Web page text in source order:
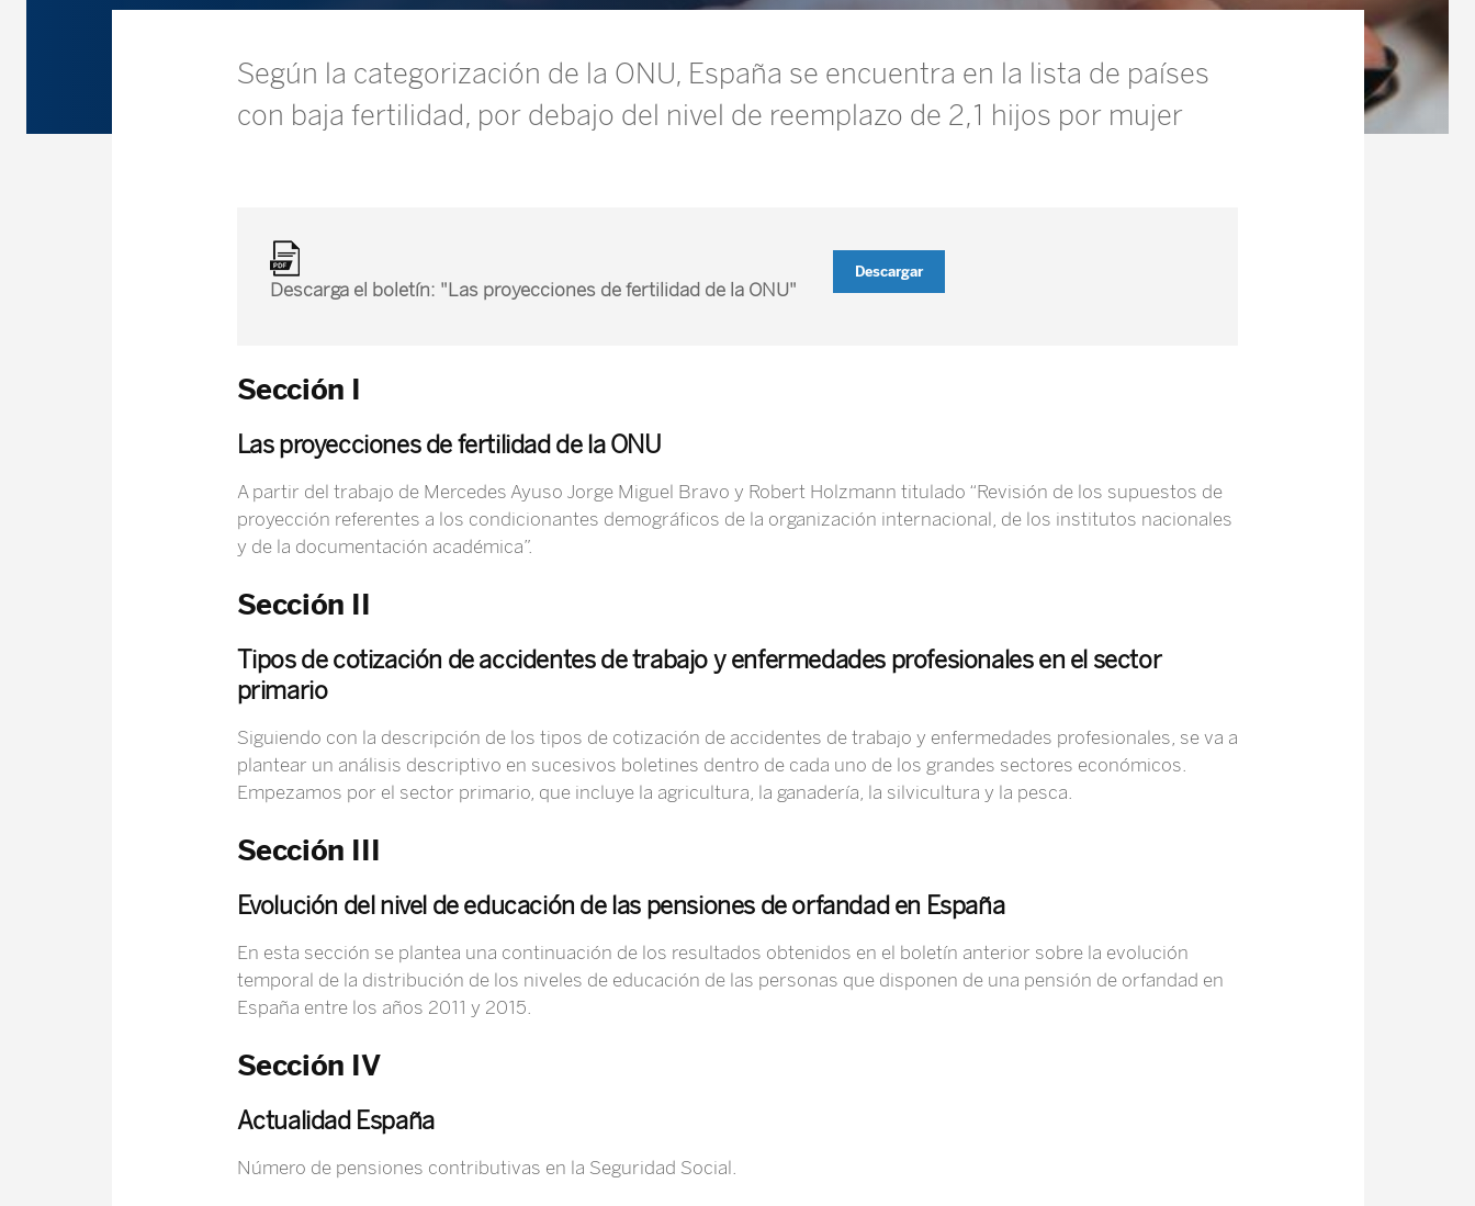
Según la categorización de la ONU, España se encuentra en la lista de países
con baja fertilidad, por debajo del nivel de reemplazo de 2,1 hijos por mujer
Descarga el boletín: "Las proyecciones de fertilidad de la ONU"
Descargar
Sección I
Las proyecciones de fertilidad de la ONU
A partir del trabajo de Mercedes Ayuso Jorge Miguel Bravo y Robert Holzmann titulado “Revisión de los supuestos de
proyección referentes a los condicionantes demográficos de la organización internacional, de los institutos nacionales
y de la documentación académica”.
Sección II
Tipos de cotización de accidentes de trabajo y enfermedades profesionales en el sector
primario
Siguiendo con la descripción de los tipos de cotización de accidentes de trabajo y enfermedades profesionales, se va a
plantear un análisis descriptivo en sucesivos boletines dentro de cada uno de los grandes sectores económicos.
Empezamos por el sector primario, que incluye la agricultura, la ganadería, la silvicultura y la pesca.
Sección III
Evolución del nivel de educación de las pensiones de orfandad en España
En esta sección se plantea una continuación de los resultados obtenidos en el boletín anterior sobre la evolución
temporal de la distribución de los niveles de educación de las personas que disponen de una pensión de orfandad en
España entre los años 2011 y 2015.
Sección IV
Actualidad España
Número de pensiones contributivas en la Seguridad Social.